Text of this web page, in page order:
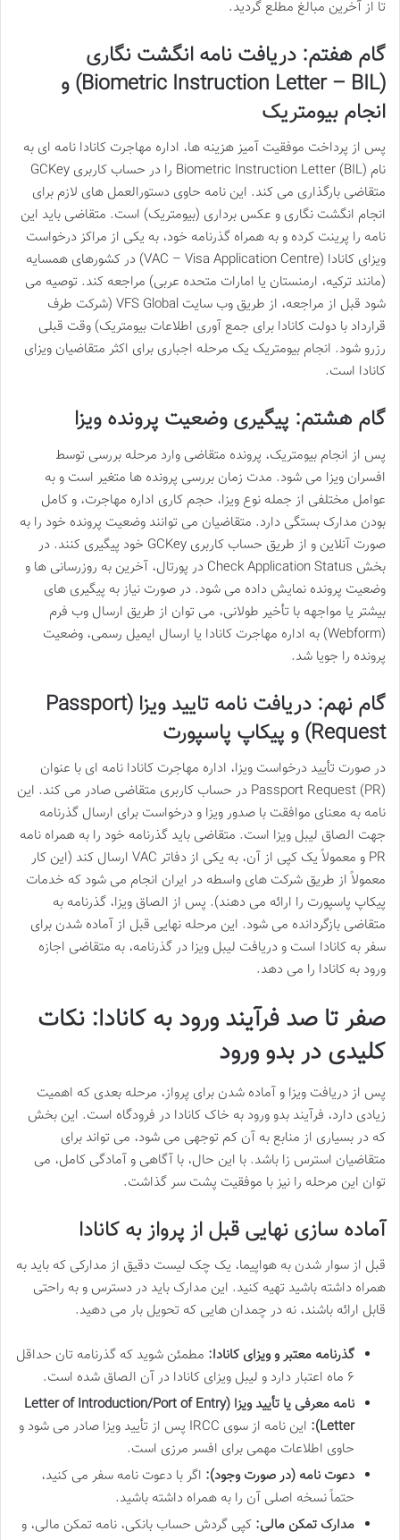
تا از آخرین مبالغ مطلع گردید.
گام هفتم: دریافت نامه انگشت نگاری
(Biometric Instruction Letter – BIL) و
انجام بیومتریک
پس از پرداخت موفقیت آمیز هزینه ها، اداره مهاجرت کانادا نامه ای به
نام Biometric Instruction Letter (BIL) را در حساب کاربری GCKey
متقاضی بارگذاری می کند. این نامه حاوی دستورالعمل های لازم برای
انجام انگشت نگاری و عکس برداری (بیومتریک) است. متقاضی باید این
نامه را پرینت کرده و به همراه گذرنامه خود، به یکی از مراکز درخواست
ویزای کانادا (VAC – Visa Application Centre) در کشورهای همسایه
(مانند ترکیه، ارمنستان یا امارات متحده عربی) مراجعه کند. توصیه می
شود قبل از مراجعه، از طریق وب سایت VFS Global (شرکت طرف
قرارداد با دولت کانادا برای جمع آوری اطلاعات بیومتریک) وقت قبلی
رزرو شود. انجام بیومتریک یک مرحله اجباری برای اکثر متقاضیان ویزای
کانادا است.
گام هشتم: پیگیری وضعیت پرونده ویزا
پس از انجام بیومتریک، پرونده متقاضی وارد مرحله بررسی توسط
افسران ویزا می شود. مدت زمان بررسی پرونده ها متغیر است و به
عوامل مختلفی از جمله نوع ویزا، حجم کاری اداره مهاجرت، و کامل
بودن مدارک بستگی دارد. متقاضیان می توانند وضعیت پرونده خود را به
صورت آنلاین و از طریق حساب کاربری GCKey خود پیگیری کنند. در
بخش Check Application Status در پورتال، آخرین به روزرسانی ها و
وضعیت پرونده نمایش داده می شود. در صورت نیاز به پیگیری های
بیشتر یا مواجهه با تأخیر طولانی، می توان از طریق ارسال وب فرم
(Webform) به اداره مهاجرت کانادا یا ارسال ایمیل رسمی، وضعیت
پرونده را جویا شد.
گام نهم: دریافت نامه تایید ویزا (Passport
Request) و پیکاپ پاسپورت
در صورت تأیید درخواست ویزا، اداره مهاجرت کانادا نامه ای با عنوان
Passport Request (PR) در حساب کاربری متقاضی صادر می کند. این
نامه به معنای موافقت با صدور ویزا و درخواست برای ارسال گذرنامه
جهت الصاق لیبل ویزا است. متقاضی باید گذرنامه خود را به همراه نامه
PR و معمولاً یک کپی از آن، به یکی از دفاتر VAC ارسال کند (این کار
معمولاً از طریق شرکت های واسطه در ایران انجام می شود که خدمات
پیکاپ پاسپورت را ارائه می دهند). پس از الصاق ویزا، گذرنامه به
متقاضی بازگردانده می شود. این مرحله نهایی قبل از آماده شدن برای
سفر به کانادا است و دریافت لیبل ویزا در گذرنامه، به متقاضی اجازه
ورود به کانادا را می دهد.
صفر تا صد فرآیند ورود به کانادا: نکات
کلیدی در بدو ورود
پس از دریافت ویزا و آماده شدن برای پرواز، مرحله بعدی که اهمیت
زیادی دارد، فرآیند بدو ورود به خاک کانادا در فرودگاه است. این بخش
که در بسیاری از منابع به آن کم توجهی می شود، می تواند برای
متقاضیان استرس زا باشد. با این حال، با آگاهی و آمادگی کامل، می
توان این مرحله را نیز با موفقیت پشت سر گذاشت.
آماده سازی نهایی قبل از پرواز به کانادا
قبل از سوار شدن به هواپیما، یک چک لیست دقیق از مدارکی که باید به
همراه داشته باشید تهیه کنید. این مدارک باید در دسترس و به راحتی
قابل ارائه باشند، نه در چمدان هایی که تحویل بار می دهید.
گذرنامه معتبر و ویزای کانادا: مطمئن شوید که گذرنامه تان حداقل
۶ ماه اعتبار دارد و لیبل ویزای کانادا در آن الصاق شده است.
نامه معرفی یا تأیید ویزا (Letter of Introduction/Port of Entry
Letter):
این نامه از سوی IRCC پس از تأیید ویزا صادر می شود و
حاوی اطلاعات مهمی برای افسر مرزی است.
دعوت نامه (در صورت وجود): اگر با دعوت نامه سفر می کنید،
حتماً نسخه اصلی آن را به همراه داشته باشید.
مدارک تمکن مالی: کپی گردش حساب بانکی، نامه تمکن مالی، و